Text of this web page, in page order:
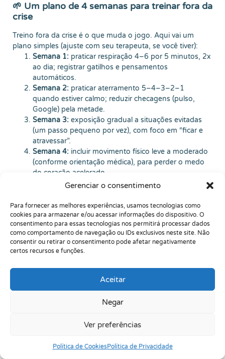
Gerenciar o consentimento
Para fornecer as melhores experiências, usamos tecnologias como
cookies para armazenar e/ou acessar informações do dispositivo. O
consentimento para essas tecnologias nos permitirá processar dados
como comportamento de navegação ou IDs exclusivos neste site. Não
consentir ou retirar o consentimento pode afetar negativamente
certos recursos e funções.
Aceitar
Negar
Ver preferências
Política de CookiesPolítica de Privacidade
🌱 Um plano de 4 semanas para treinar fora da
crise
Treino fora da crise é o que muda o jogo. Aqui vai um
plano simples (ajuste com seu terapeuta, se você tiver):
Semana 1: praticar respiração 4–6 por 5 minutos, 2x
ao dia; registrar gatilhos e pensamentos
automáticos.
Semana 2: praticar aterramento 5–4–3–2–1
quando estiver calmo; reduzir checagens (pulso,
Google) pela metade.
Semana 3: exposição gradual a situações evitadas
(um passo pequeno por vez), com foco em “ficar e
atravessar”.
Semana 4: incluir movimento físico leve a moderado
(conforme orientação médica), para perder o medo
do coração acelerado.
Eu não romantizo: ataque de pânico é sofrimento. Mas eu
corpo está tentando te proteger — só que exagera a dose.
Se você está cansado de viver “em alerta”,procure ajuda
profissional. Você não precisa esperar “piorar” para cuidar.
Se eu pudesse deixar uma mensagem de consultório aqui,
seria essa: você não precisa enfrentar isso sozinho.